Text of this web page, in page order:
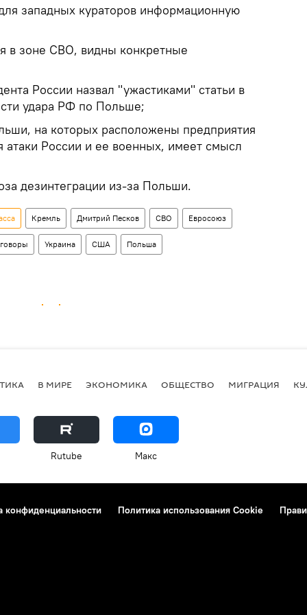
западных кураторов информационную
в зоне СВО, видны конкретные
России назвал "ужастиками" статьи в
удара РФ по Польше;
на которых расположены предприятия
атаки России и ее военных, имеет смысл
дезинтеграции из-за Польши.
Кремль Дмитрий Песков СВО Евросоюз
Украина США Польша
В МИРЕ ЭКОНОМИКА ОБЩЕСТВО МИГРАЦИЯ
Rutube Макс
конфиденциальности Политика использования Cookie